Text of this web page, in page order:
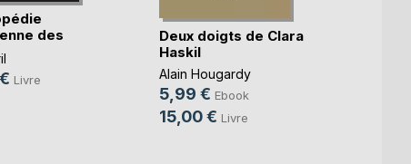
des
Livre
Deux doigts de Clara
Haskil
Alain Hougardy
5,99 € Ebook
15,00 € Livre